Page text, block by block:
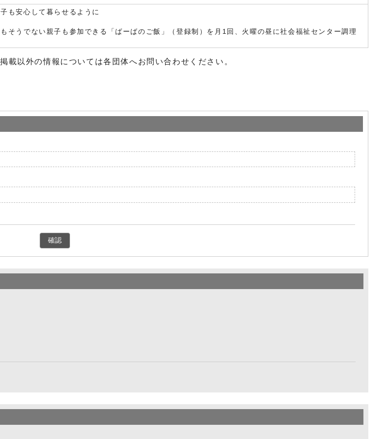
も安心して暮らせるように
そうでない親子も参加できる「ばーばのご飯」（登録制）を月1回、火曜の昼に社会福祉センター調理
以外の情報については各団体へお問い合わせください。
確認